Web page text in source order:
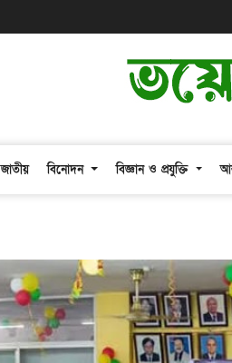
জাতীয় বিনোদন বিজ্ঞান ও প্রযুক্তি